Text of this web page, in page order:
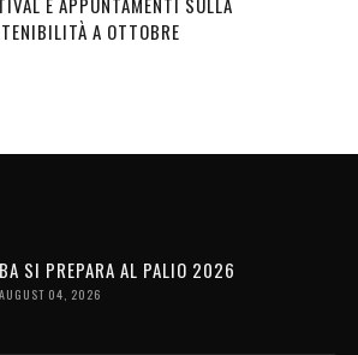
E APPUNTAMENTI SULLA
A OTTOBRE
SI PREPARA AL PALIO 2026
AUGUST 04, 2026